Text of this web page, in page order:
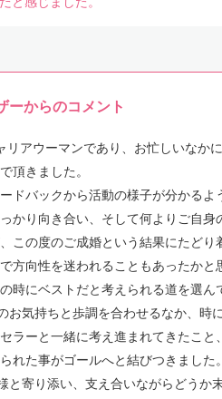
ーからのコメント
リアウーマンであり、お忙しいなか
頂きました。
ドバックから活動の様子が分かるよ
かり向き合い、そして何よりご自
この度のご成婚という結果にたどり
方向性を迷われることもあったか
時にベストだと考えられる道を選ん
お気持ちと歩調を合わせるなか、時
ラーと一緒に考え進まれてきたこ
れた事がゴールへと結びつきました。
と寄り添い、支え合いながらどうか